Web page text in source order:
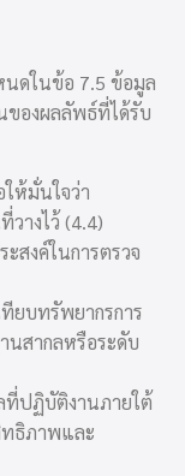
ดในข้อ 7.5 ข้อมูล
ของผลลัพธ์ที่ได้รับ
ห้มั่นใจว่า
วางไว้ (4.4)
สงค์ในการตรวจ
ยบทรัพยากรการ
นสากลหรือระดับ
ที่ปฏิบัติงานภายใต้
ทธิภาพและ